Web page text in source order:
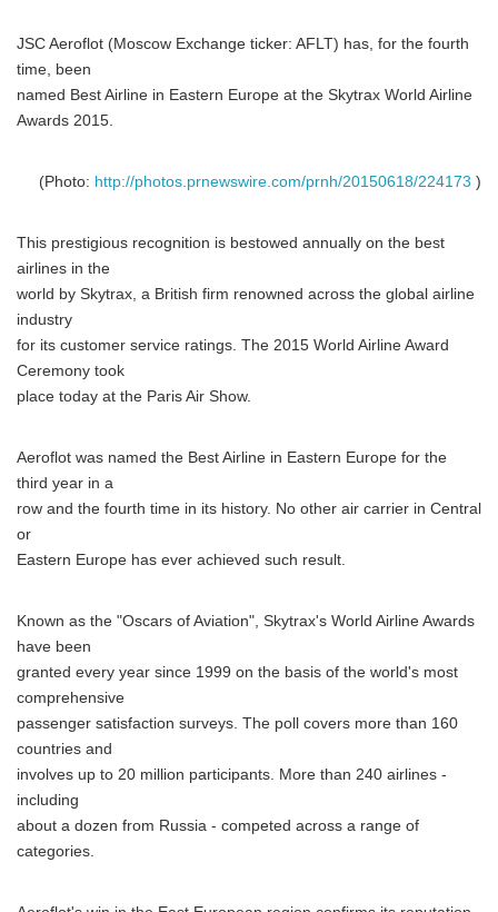
JSC Aeroflot (Moscow Exchange ticker: AFLT) has, for the fourth
time, been
named Best Airline in Eastern Europe at the Skytrax World Airline
Awards 2015.
(Photo: http://photos.prnewswire.com/prnh/20150618/224173 )
This prestigious recognition is bestowed annually on the best
airlines in the
world by Skytrax, a British firm renowned across the global airline
industry
for its customer service ratings. The 2015 World Airline Award
Ceremony took
place today at the Paris Air Show.
Aeroflot was named the Best Airline in Eastern Europe for the
third year in a
row and the fourth time in its history. No other air carrier in Central
or
Eastern Europe has ever achieved such result.
Known as the "Oscars of Aviation", Skytrax's World Airline Awards
have been
granted every year since 1999 on the basis of the world's most
comprehensive
passenger satisfaction surveys. The poll covers more than 160
countries and
involves up to 20 million participants. More than 240 airlines -
including
about a dozen from Russia - competed across a range of
categories.